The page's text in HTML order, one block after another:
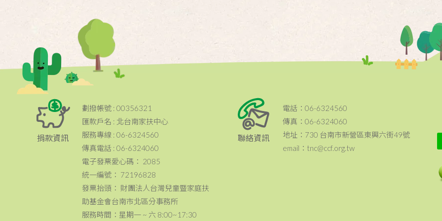
捐款資訊
劃撥帳號 : 00356321
匯款戶名 : 北台南家扶中心
服務專線 : 06-6324560
傳真電話 : 06-6324060
電子發票愛心碼： 2085
統一編號： 72196828
發票抬頭： 財團法人台灣兒童暨家庭扶
助基金會台南市北區分事務所
服務時間：星期一 ~ 六 8:00~17:30
聯絡資訊
電話：06-6324560
傳真：06-6324060
地址：730 台南市新營區東興六街49號
email：tnc@ccf.org.tw